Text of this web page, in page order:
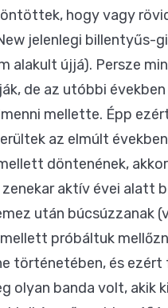
hogy vagy
jelenlegi billentyűs-
alakult újjá). Persze
de az utóbbi
mellette. Épp
az elmúlt
döntenének,
aktív évei alatt
után búcsúzzanak
próbáltuk
történetében, és ezért
olyan banda volt, akik